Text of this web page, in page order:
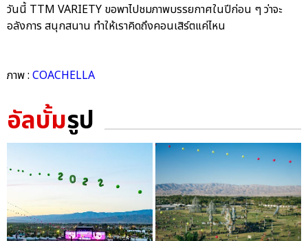
วันนี้ TTM VARIETY ขอพาไปชมภาพบรรยกาศในปีก่อน ๆ ว่าจะ
อลังการ สนุกสนาน ทำให้เราคิดถึงคอนเสิร์ตแค่ไหน
ภาพ : COACHELLA
อัลบั้มรูป